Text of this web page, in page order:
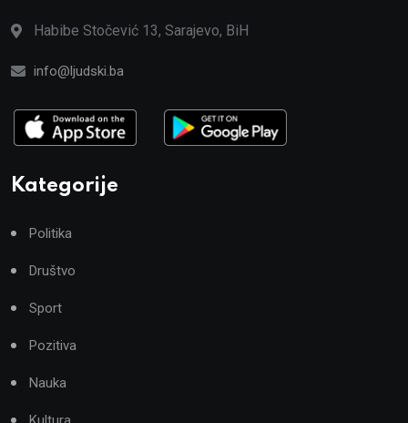
Habibe Stočević 13, Sarajevo, BiH
info@ljudski.ba
Kategorije
Politika
Društvo
Sport
Pozitiva
Nauka